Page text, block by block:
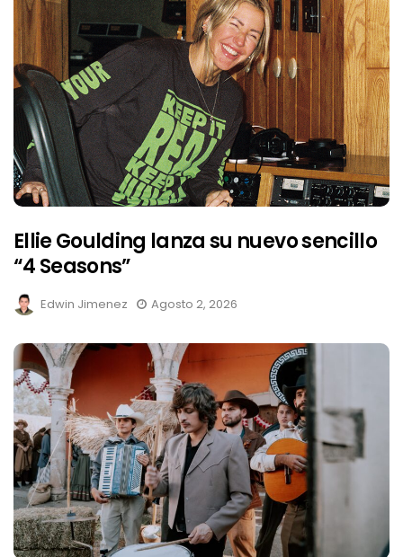
Ellie Goulding lanza su nuevo sencillo
“4 Seasons”
Edwin Jimenez Agosto 2, 2026